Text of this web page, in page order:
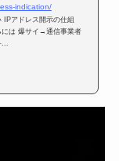
indication/
IPアドレス開示の仕組
には 爆サイ→通信事業者
...